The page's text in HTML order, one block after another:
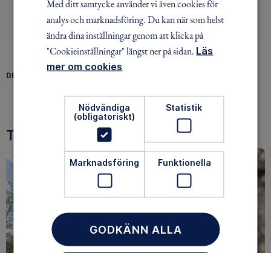
DELA
Tre goda skäl att bli medlem
Med ditt samtycke använder vi även cookies för
analys och marknadsföring. Du kan när som helst
ändra dina inställningar genom att klicka på
"Cookieinställningar" längst ner på sidan. Läs
mer om cookies
Nödvändiga
(obligatoriskt)
Statistik
Marknadsföring Funktionella
GODKÄNN ALLA